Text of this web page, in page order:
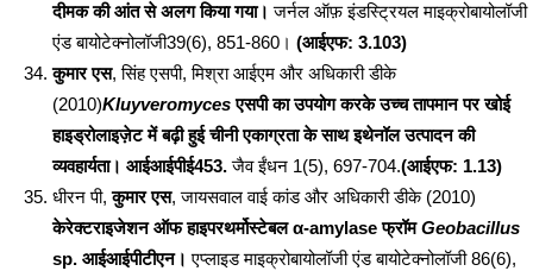
दीमक की आंत से अलग किया गया।जर्नल ऑफ़ इंडस्ट्रियल माइक्रोबायोलॉजी
एंड बायोटेक्नोलॉजी39(6), 851-860। (आईएफ: 3.103)
कुमार एस, सिंह एसपी, मिश्रा आईएम और अधिकारी डीके
(2010)Kluyveromycesएसपी का उपयोग करके उच्च तापमान पर खोई
हाइड्रोलाइज़ेट में बढ़ी हुई चीनी एकाग्रता के साथ इथेनॉल उत्पादन की
व्यवहार्यता। आईआईपीई453.जैव ईंधन 1(5), 697-704.(आईएफ: 1.13)
धीरन पी,कुमार एस, जायसवाल वाई कांड और अधिकारी डीके (2010)
केरेक्टराइजेशन ऑफ हाइपरथर्मोस्टेबल α-amylase फ्रॉमGeobacillus
sp. आईआईपीटीएन।एप्लाइड माइक्रोबायोलॉजी एंड बायोटेक्नोलॉजी 86(6),